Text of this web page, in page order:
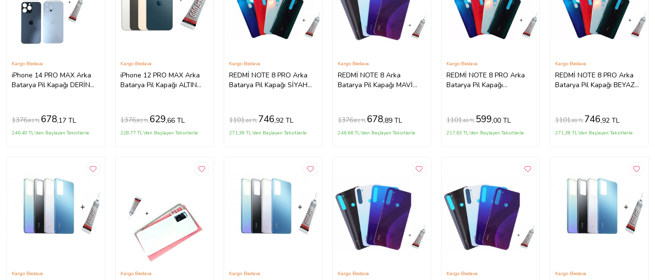
iPhone 14 PRO MAX Arka
Batarya Pil Kapağı DERİN
Kargo Bedava
1376,82 TL 678,17 TL
246,40 TL'den Başlayan Taksitlerle
iPhone 12 PRO MAX Arka
Batarya Pil Kapağı ALTIN
Kargo Bedava
1376,82 TL 629,66 TL
228,77 TL'den Başlayan Taksitlerle
REDMİ NOTE 8 PRO Arka
Batarya Pil Kapağı SİYAH
Kargo Bedava
1101,46 TL 746,92 TL
271,38 TL'den Başlayan Taksitlerle
REDMİ NOTE 8 Arka
Batarya Pil Kapağı MAVİ
Kargo Bedava
1376,82 TL 678,89 TL
246,66 TL'den Başlayan Taksitlerle
REDMİ NOTE 8 PRO Arka
Batarya Pil Kapağı
Kargo Bedava
1101,46 TL 599,00 TL
217,63 TL'den Başlayan Taksitlerle
REDMİ NOTE 8 PRO Arka
Batarya Pil Kapağı BEYAZ
Kargo Bedava
1101,46 TL 746,92 TL
271,38 TL'den Başlayan Taksitlerle
Kargo Bedava Kargo Bedava Kargo Bedava Kargo Bedava Kargo Bedava Kargo Bedava